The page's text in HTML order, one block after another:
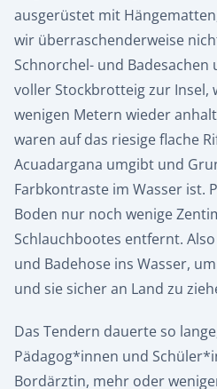
ausgerüstet mit
wir überraschenderweise
Schnorchel- und
voller Stockbrotteig zur Insel,
wenigen Metern wieder
waren auf das riesige flache
Acuadargana umgibt und
Farbkontraste im Wasser ist.
Boden nur noch wenige
Schlauchbootes entfernt.
und Badehose ins Wasser,
und sie sicher an Land zu
Das Tendern dauerte so
Pädagog*innen und
Bordärztin, mehr oder